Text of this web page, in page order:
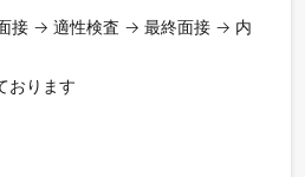
接 → 適性検査 → 最終面接 → 内
おります